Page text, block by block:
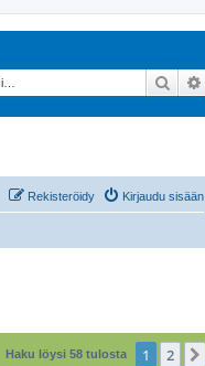
Etsi
Kirjaudu sisään
Rekisteröidy
Haku löysi 58 tulosta 1 2